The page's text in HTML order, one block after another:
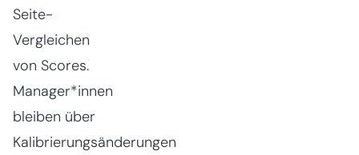
Seite-
Vergleichen
von Scores.
Manager*innen
bleiben über
Kalibrierungsänderungen